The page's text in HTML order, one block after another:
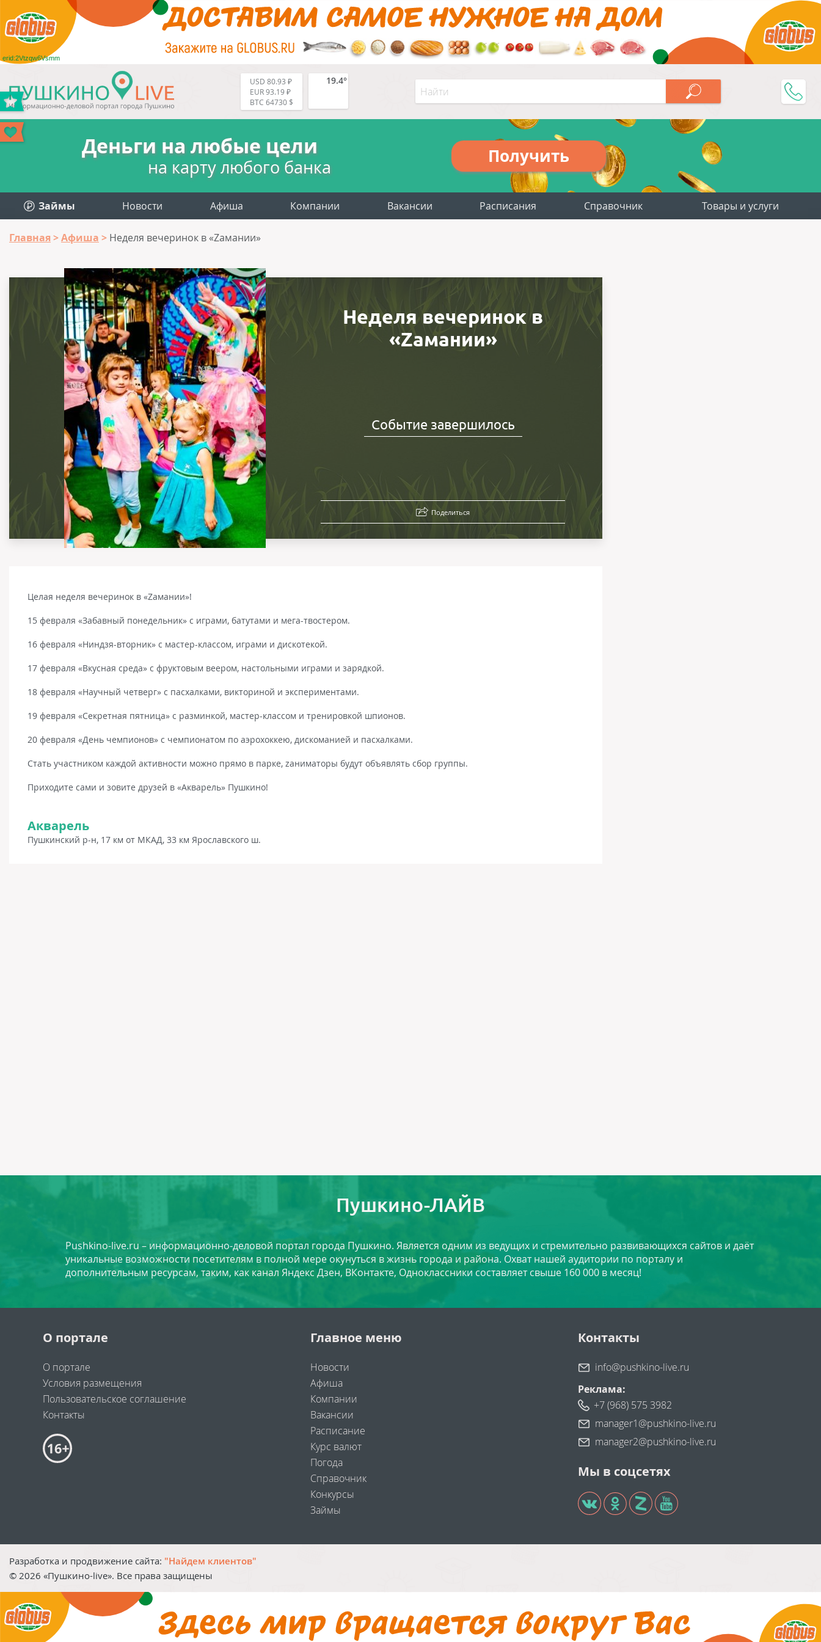
erid:2Vtzqw6Vsmm
USD 80.93 ₽
EUR 93.19 ₽
BTC 64730 $
19.4°
Деньги на любые цели
на карту любого банка
Получить
Займы Новости Афиша Компании Вакансии Расписания Справочник Товары и услуги
Главная Афиша Неделя вечеринок в «Zамании»
Неделя вечеринок в
«Zамании»
Событие завершилось
Поделиться
Целая неделя вечеринок в «Zамании»!
15 февраля «Забавный понедельник» с играми, батутами и мега-твостером.
16 февраля «Ниндзя-вторник» с мастер-классом, играми и дискотекой.
17 февраля «Вкусная среда» с фруктовым веером, настольными играми и зарядкой.
18 февраля «Научный четверг» с пасхалками, викториной и экспериментами.
19 февраля «Секретная пятница» с разминкой, мастер-классом и тренировкой шпионов.
20 февраля «День чемпионов» с чемпионатом по аэрохоккею, дискоманией и пасхалками.
Стать участником каждой активности можно прямо в парке, zаниматоры будут объявлять сбор группы.
Приходите сами и зовите друзей в «Акварель» Пушкино!
Акварель
Пушкинский р-н, 17 км от МКАД, 33 км Ярославского ш.
Пушкино-ЛАЙВ
Pushkino-live.ru – информационно-деловой портал города Пушкино. Является одним из ведущих и стремительно развивающихся сайтов и даёт
уникальные возможности посетителям в полной мере окунуться в жизнь города и района. Охват нашей аудитории по порталу и
дополнительным ресурсам, таким, как канал Яндекс Дзен, ВКонтакте, Одноклассники составляет свыше 160 000 в месяц!
О портале
О портале
Условия размещения
Пользовательское соглашение
Контакты
Главное меню
Новости
Афиша
Компании
Вакансии
Расписание
Курс валют
Погода
Справочник
Конкурсы
Займы
Контакты
info@pushkino-live.ru
Реклама:
+7 (968) 575 3982
manager1@pushkino-live.ru
manager2@pushkino-live.ru
Мы в соцсетях
Разработка и продвижение сайта: "Найдем клиентов"
© 2026 «Пушкино-live». Все права защищены